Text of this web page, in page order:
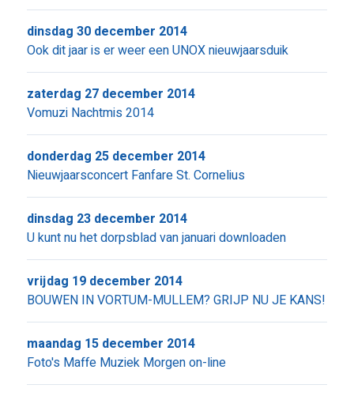
Ook dit jaar is er weer een UNOX nieuwjaarsduik
dinsdag 30 december 2014
Vomuzi Nachtmis 2014
zaterdag 27 december 2014
Nieuwjaarsconcert Fanfare St. Cornelius
donderdag 25 december 2014
U kunt nu het dorpsblad van januari downloaden
dinsdag 23 december 2014
BOUWEN IN VORTUM-MULLEM? GRIJP NU JE KANS!
vrijdag 19 december 2014
Foto's Maffe Muziek Morgen on-line
maandag 15 december 2014